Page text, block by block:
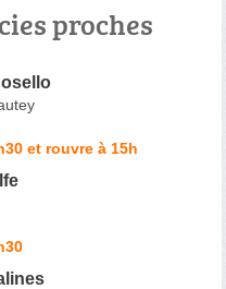
proches
et rouvre à 15h